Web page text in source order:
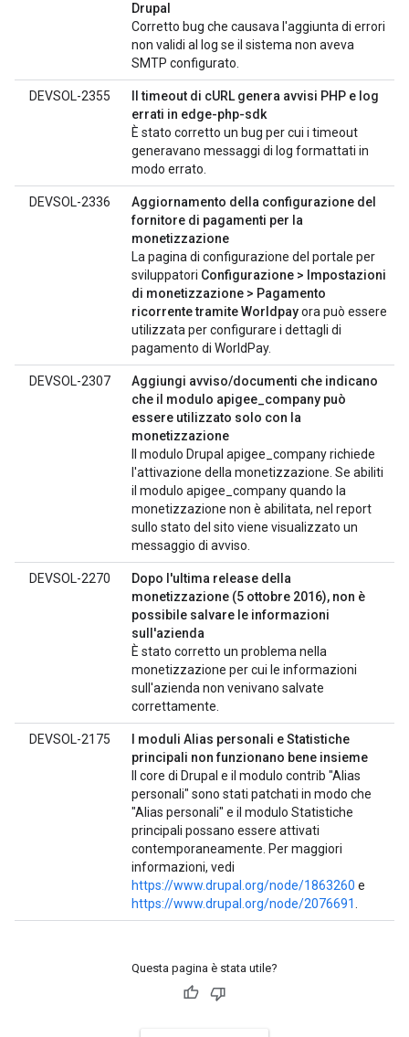
Drupal
Corretto bug che causava l'aggiunta di errori
non validi al log se il sistema non aveva
SMTP configurato.
DEVSOL-2355
Il timeout di cURL genera avvisi PHP e log
errati in edge-php-sdk
È stato corretto un bug per cui i timeout
generavano messaggi di log formattati in
modo errato.
DEVSOL-2336
Aggiornamento della configurazione del
fornitore di pagamenti per la
monetizzazione
La pagina di configurazione del portale per
sviluppatori Configurazione > Impostazioni
di monetizzazione > Pagamento
ricorrente tramite Worldpayora può essere
utilizzata per configurare i dettagli di
pagamento di WorldPay.
DEVSOL-2307
Aggiungi avviso/documenti che indicano
che il modulo apigee_company può
essere utilizzato solo con la
monetizzazione
Il modulo Drupal apigee_company richiede
l'attivazione della monetizzazione. Se abiliti
il modulo apigee_company quando la
monetizzazione non è abilitata, nel report
sullo stato del sito viene visualizzato un
messaggio di avviso.
DEVSOL-2270
Dopo l'ultima release della
monetizzazione (5 ottobre 2016), non è
possibile salvare le informazioni
sull'azienda
È stato corretto un problema nella
monetizzazione per cui le informazioni
sull'azienda non venivano salvate
correttamente.
DEVSOL-2175
I moduli Alias personali e Statistiche
principali non funzionano bene insieme
Il core di Drupal e il modulo contrib "Alias
personali" sono stati patchati in modo che
"Alias personali" e il modulo Statistiche
principali possano essere attivati
contemporaneamente. Per maggiori
informazioni, vedi
https://www.drupal.org/node/1863260 e
https://www.drupal.org/node/2076691
Questa pagina è stata utile?